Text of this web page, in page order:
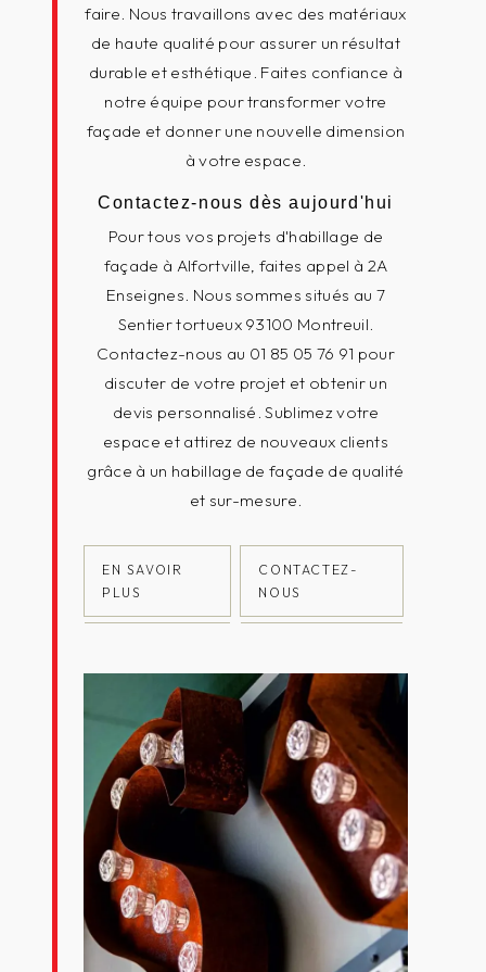
faire. Nous travaillons avec des matériaux
de haute qualité pour assurer un résultat
durable et esthétique. Faites confiance à
notre équipe pour transformer votre
façade et donner une nouvelle dimension
à votre espace.
Contactez-nous dès aujourd'hui
Pour tous vos projets d'habillage de
façade à Alfortville, faites appel à 2A
Enseignes. Nous sommes situés au 7
Sentier tortueux 93100 Montreuil.
Contactez-nous au 01 85 05 76 91 pour
discuter de votre projet et obtenir un
devis personnalisé. Sublimez votre
espace et attirez de nouveaux clients
grâce à un habillage de façade de qualité
et sur-mesure.
EN SAVOIR
PLUS
CONTACTEZ-
NOUS